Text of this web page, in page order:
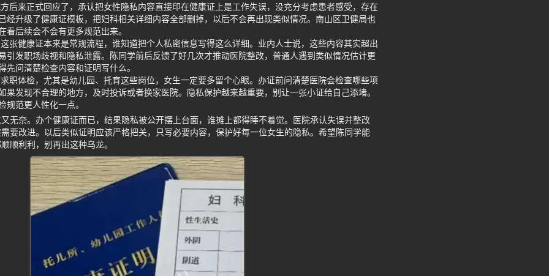
后来正式回应了，承认把女性隐私内容直接印在健康证上是工作失误，没充分考虑患者感受，存在
经升级了健康证模板，把妇科相关详细内容全部删掉，以后不会再出现类似情况。南山区卫健局也
看后续会不会有更多规范出来。
张健康证本来是常规流程，谁知道把个人私密信息写得这么详细。业内人士说，这些内容其实超出
引发职场歧视和隐私泄露。陈同学前后反馈了好几次才推动医院整改，普通人遇到类似情况估计更
先问清楚检查内容和证明写什么。
职体检，尤其是幼儿园、托育这些岗位，女生一定要多留个心眼。办证前问清楚医院会检查哪些项
果发现不合理的地方，及时投诉或者换家医院。隐私保护越来越重要，别让一张小证给自己添堵。
规范更人性化一点。
无奈。办个健康证而已，结果隐私被公开摆上台面，谁摊上都得睡不着觉。医院承认失误并整改
要改进。以后类似证明应该严格把关，只写必要内容，保护好每一位女生的隐私。希望陈同学能
顺利利，别再出这种乌龙。